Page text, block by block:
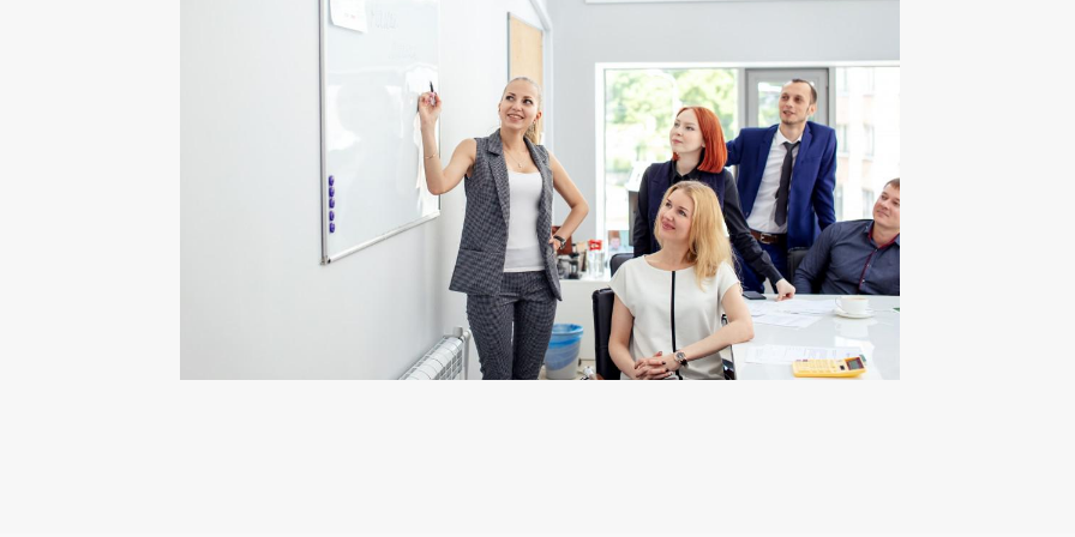
Прекращается начисление штрафов и пеней
Закрываются исполнительные производства, предпринятые против вас.
Происходит списание всех долгов или уменьшение ежемесячных
кредитам.
Ваш город Москва?